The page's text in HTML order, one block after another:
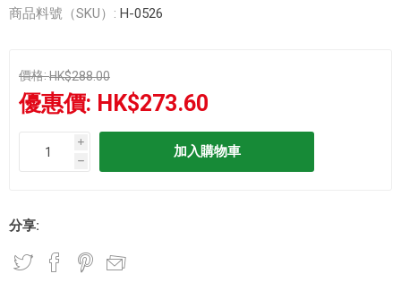
商品料號（SKU）: H-0526
價格:HK$288.00
優惠價: HK$273.60
i
h
分享: